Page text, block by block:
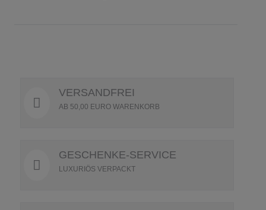
VERSANDFREI
AB 50,00 EURO WARENKORB
GESCHENKE-SERVICE
LUXURIÖS VERPACKT